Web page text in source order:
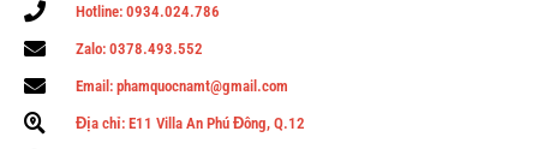
Hotline: 0934.024.786
Zalo: 0378.493.552
Email: phamquocnamt@gmail.com
Địa chỉ: E11 Villa An Phú Đông, Q.12